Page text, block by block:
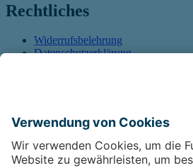
Rechtliches
Widerrufsbelehrung
Datenschutzerklärung
Vertrag widerrufenÖffnet sich in
Kontakt